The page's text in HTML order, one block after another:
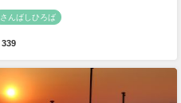
さんばしひろば
339